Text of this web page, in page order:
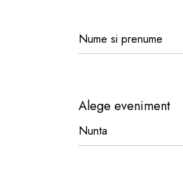
Alege eveniment